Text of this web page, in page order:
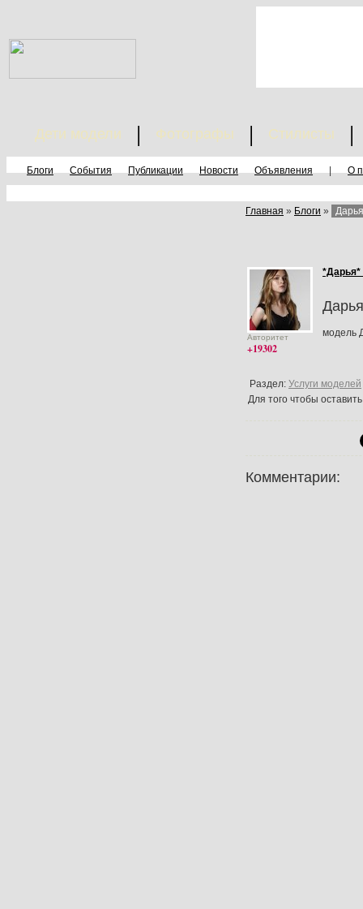
Дети модели Фотографы Стилисты
Блоги События Публикации Новости Объявления | О
Главная » Блоги » Дарья
Авторитет
+19302
*Дарья*
Дарья
модель
Раздел: Услуги моделей
Для того чтобы
Комментарии: